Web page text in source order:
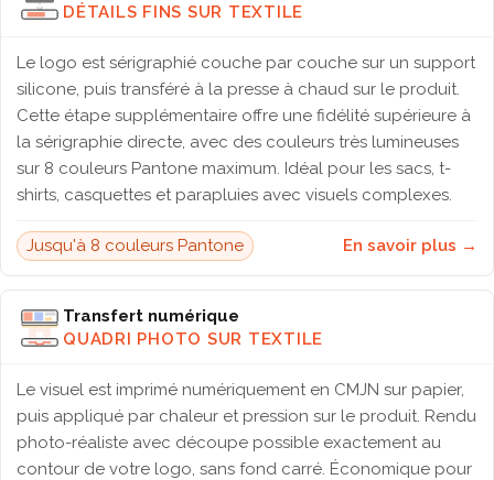
DÉTAILS FINS SUR TEXTILE
Le logo est sérigraphié couche par couche sur un support
silicone, puis transféré à la presse à chaud sur le produit.
Cette étape supplémentaire offre une fidélité supérieure à
la sérigraphie directe, avec des couleurs très lumineuses
sur 8 couleurs Pantone maximum. Idéal pour les sacs, t-
shirts, casquettes et parapluies avec visuels complexes.
Jusqu'à 8 couleurs Pantone En savoir plus →
Transfert numérique
QUADRI PHOTO SUR TEXTILE
Le visuel est imprimé numériquement en CMJN sur papier,
puis appliqué par chaleur et pression sur le produit. Rendu
photo-réaliste avec découpe possible exactement au
contour de votre logo, sans fond carré. Économique pour